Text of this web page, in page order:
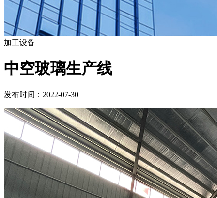
加工设备
中空玻璃生产线
发布时间：2022-07-30